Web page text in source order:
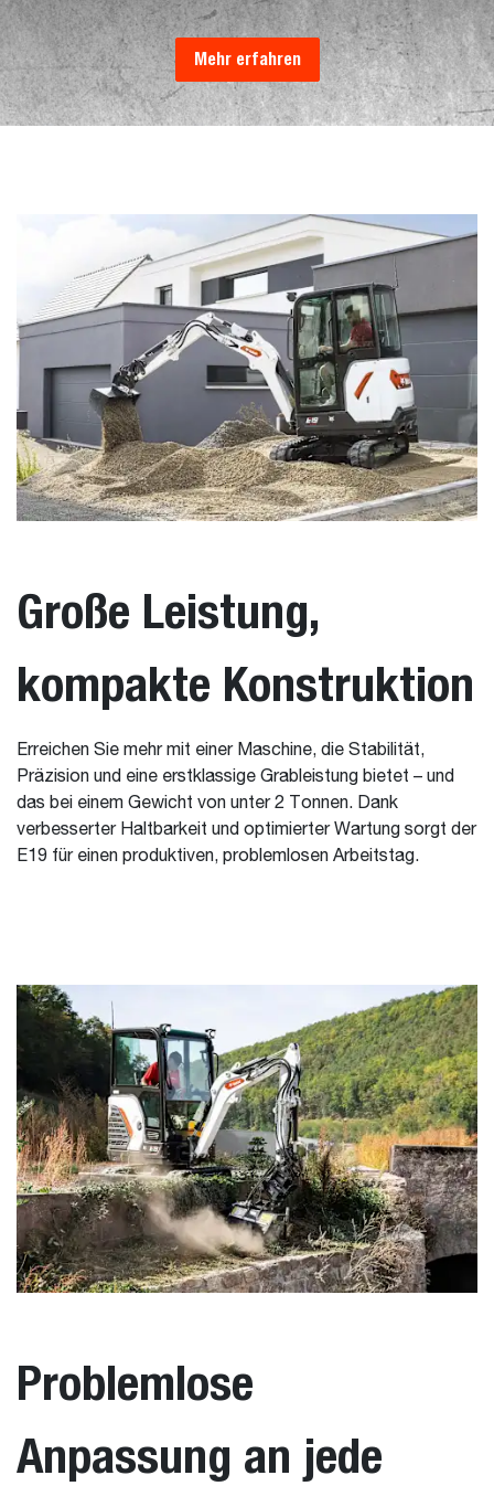
Mehr erfahren
Große Leistung,
kompakte Konstruktion
Erreichen Sie mehr mit einer Maschine, die Stabilität,
Präzision und eine erstklassige Grableistung bietet – und
das bei einem Gewicht von unter 2 Tonnen. Dank
verbesserter Haltbarkeit und optimierter Wartung sorgt der
E19 für einen produktiven, problemlosen Arbeitstag.
Problemlose
Anpassung an jede